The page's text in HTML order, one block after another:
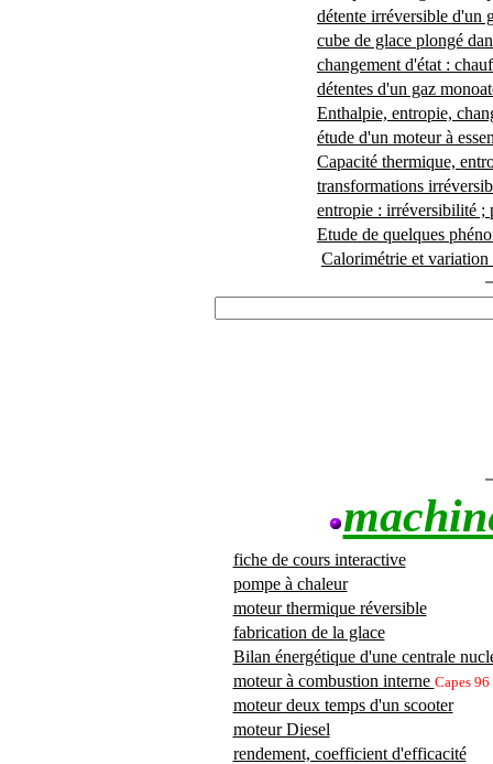
détente irréversible d'un
cube de glace plongé
changement d'état :
détentes d'un gaz
Enthalpie, entropie,
étude d'un moteur à
Capacité thermique,
transformations
entropie : irréversibilité ;
Etude de quelques
Calorimétrie et variation
fiche de cours interactive
pompe à chaleur
moteur thermique réversible
fabrication de la glace
Bilan énergétique d'une centrale
moteur à combustion interne Capes 96
moteur deux temps d'un scooter
moteur Diesel
rendement, coefficient d'efficacité